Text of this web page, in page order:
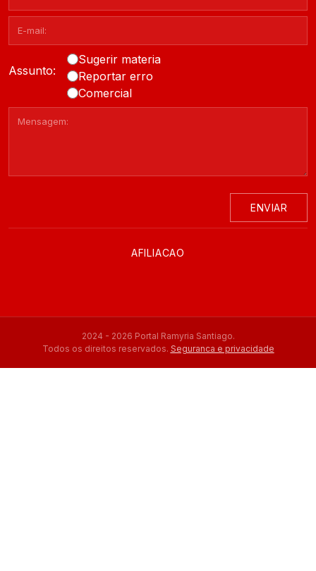
Assunto:
Sugerir materia
Reportar erro
Comercial
ENVIAR
AFILIACAO
2024 - 2026 Portal Ramyria Santiago.
Todos os direitos reservados. Seguranca e privacidade